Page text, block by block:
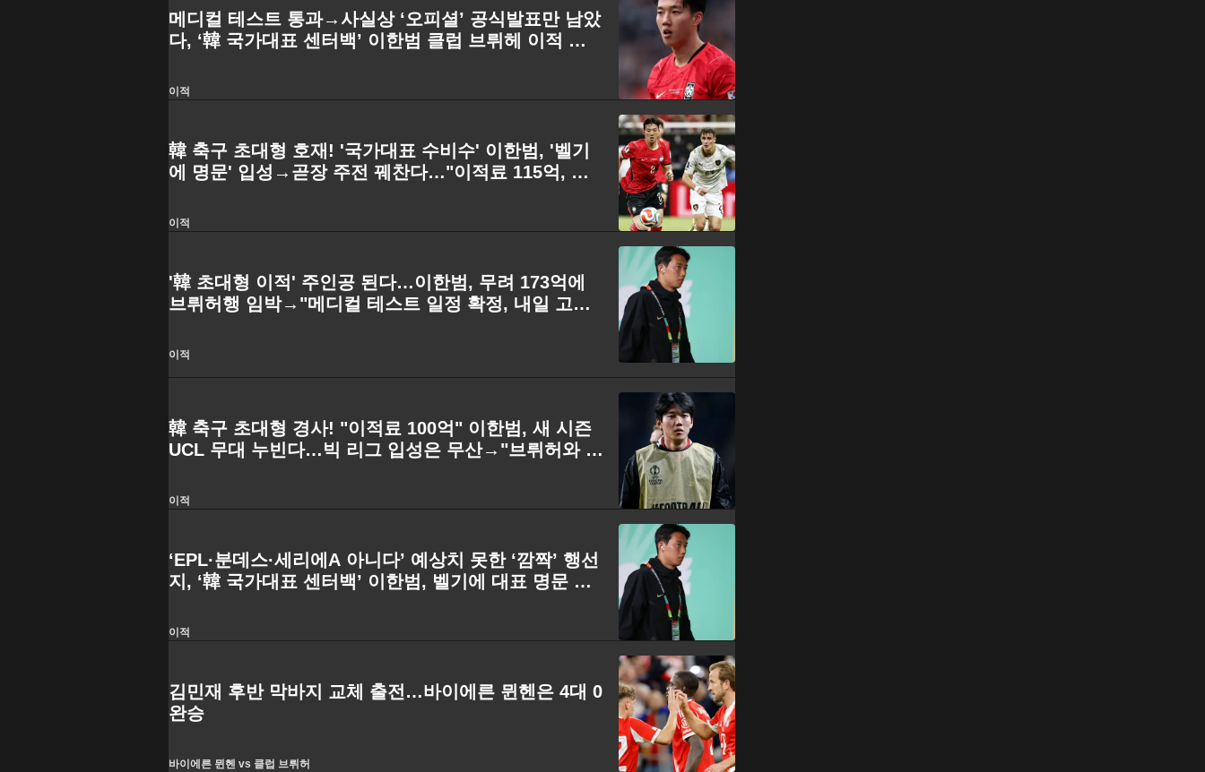
메디컬 테스트 통과→사실상 ‘오피셜’ 공식발표만 남았
다, ‘韓 국가대표 센터백’ 이한범 클럽 브뤼헤 이적 앞
이적
韓 축구 초대형 호재! '국가대표 수비수' 이한범, '벨기
에 명문' 입성→곧장 주전 꿰찬다…"이적료 115억, 충
이적
'韓 초대형 이적' 주인공 된다…이한범, 무려 173억에
브뤼허행 임박→"메디컬 테스트 일정 확정, 내일 고별
이적
韓 축구 초대형 경사! "이적료 100억" 이한범, 새 시즌
UCL 무대 누빈다…빅 리그 입성은 무산→"브뤼허와 개
이적
‘EPL·분데스·세리에A 아니다’ 예상치 못한 ‘깜짝’ 행선
지, ‘韓 국가대표 센터백’ 이한범, 벨기에 대표 명문 클
이적
김민재 후반 막바지 교체 출전…바이에른 뮌헨은 4대 0
완승
바이에른 뮌헨 vs 클럽 브뤼허